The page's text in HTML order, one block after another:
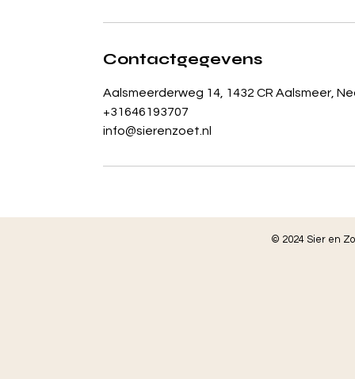
Contactgegevens
Aalsmeerderweg 14, 1432 CR Aalsmeer,
+31646193707
info@sierenzoet.nl
© 2024 Sier en